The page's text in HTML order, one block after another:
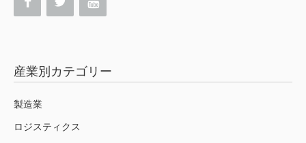
産業別カテゴリー
製造業
ロジスティクス